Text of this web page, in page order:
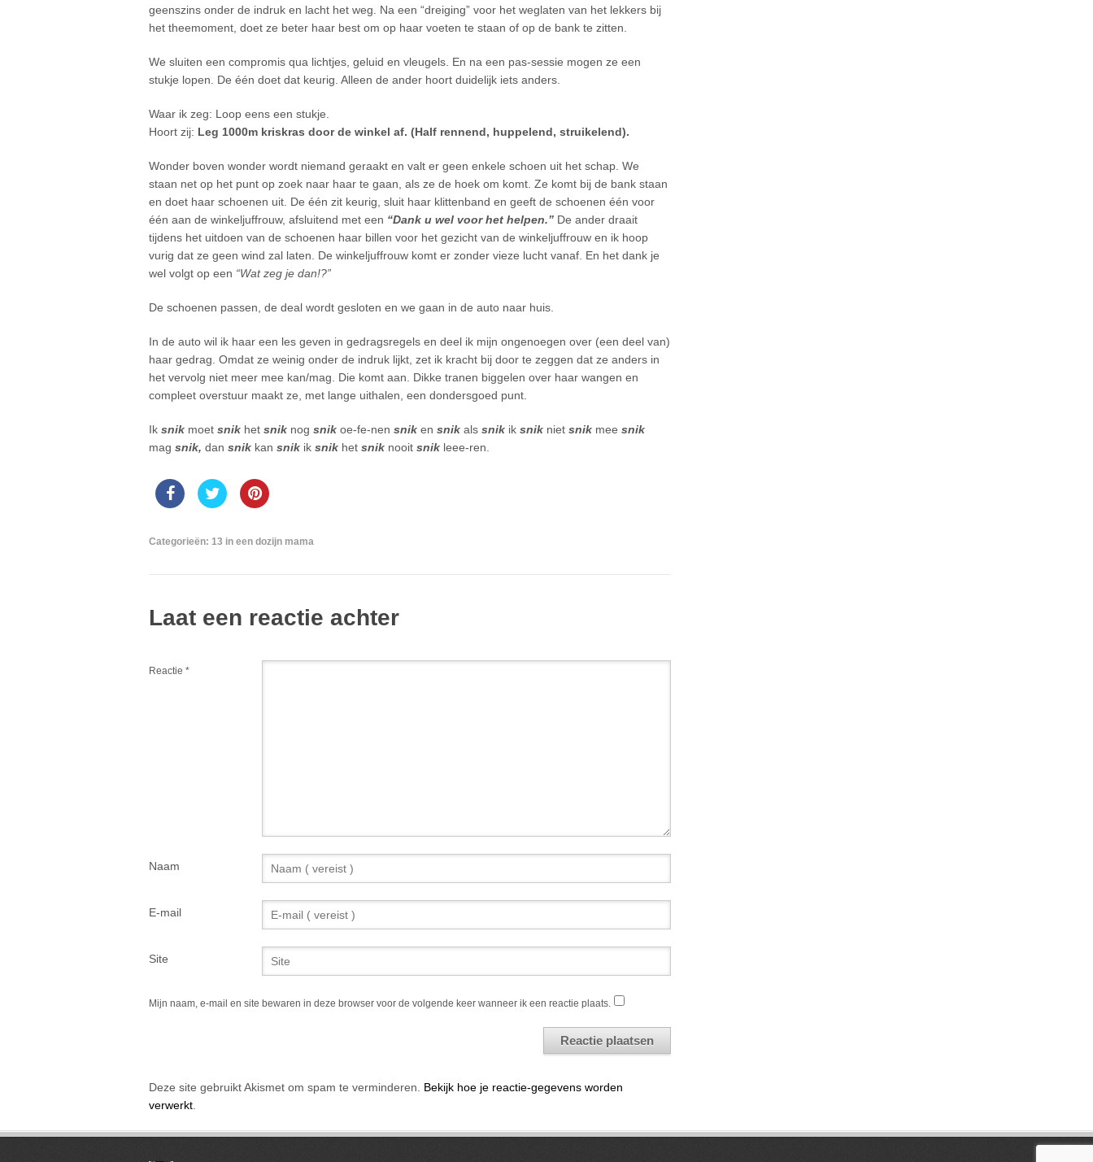
geenszins onder de indruk en lacht het weg. Na een “dreiging” voor het weglaten van het lekkers bij
het theemoment, doet ze beter haar best om op haar voeten te staan of op de bank te zitten.
We sluiten een compromis qua lichtjes, geluid en vleugels. En na een pas-sessie mogen ze een
stukje lopen. De één doet dat keurig. Alleen de ander hoort duidelijk iets anders.
Waar ik zeg: Loop eens een stukje.
Hoort zij: Leg 1000m kriskras door de winkel af. (Half rennend, huppelend, struikelend).
Wonder boven wonder wordt niemand geraakt en valt er geen enkele schoen uit het schap. We
staan net op het punt op zoek naar haar te gaan, als ze de hoek om komt. Ze komt bij de bank staan
en doet haar schoenen uit. De één zit keurig, sluit haar klittenband en geeft de schoenen één voor
één aan de winkeljuffrouw, afsluitend met een “Dank u wel voor het helpen.” De ander draait
tijdens het uitdoen van de schoenen haar billen voor het gezicht van de winkeljuffrouw en ik hoop
vurig dat ze geen wind zal laten. De winkeljuffrouw komt er zonder vieze lucht vanaf. En het dank je
wel volgt op een “Wat zeg je dan!?”
De schoenen passen, de deal wordt gesloten en we gaan in de auto naar huis.
In de auto wil ik haar een les geven in gedragsregels en deel ik mijn ongenoegen over (een deel van)
haar gedrag. Omdat ze weinig onder de indruk lijkt, zet ik kracht bij door te zeggen dat ze anders in
het vervolg niet meer mee kan/mag. Die komt aan. Dikke tranen biggelen over haar wangen en
compleet overstuur maakt ze, met lange uithalen, een dondersgoed punt.
Ik snik moet snik het snik nog snik oe-fe-nen snik en snik als snik ik snik niet snik mee snik
mag snik, dan snik kan snik ik snik het snik nooit snik leee-ren.
Categorieën: 13 in een dozijn mama
Laat een reactie achter
Reactie *
Naam
E-mail
Site
Mijn naam, e-mail en site bewaren in deze browser voor de volgende keer wanneer ik een reactie plaats.
Alternative:
Deze site gebruikt Akismet om spam te verminderen. Bekijk hoe je reactie-gegevens worden
verwerkt.